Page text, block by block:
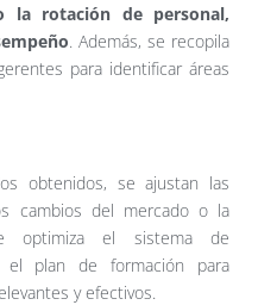
la rotación de personal,
. Además, se recopila
para identificar áreas
obtenidos, se ajustan las
cambios del mercado o la
optimiza el sistema de
el plan de formación para
y efectivos.